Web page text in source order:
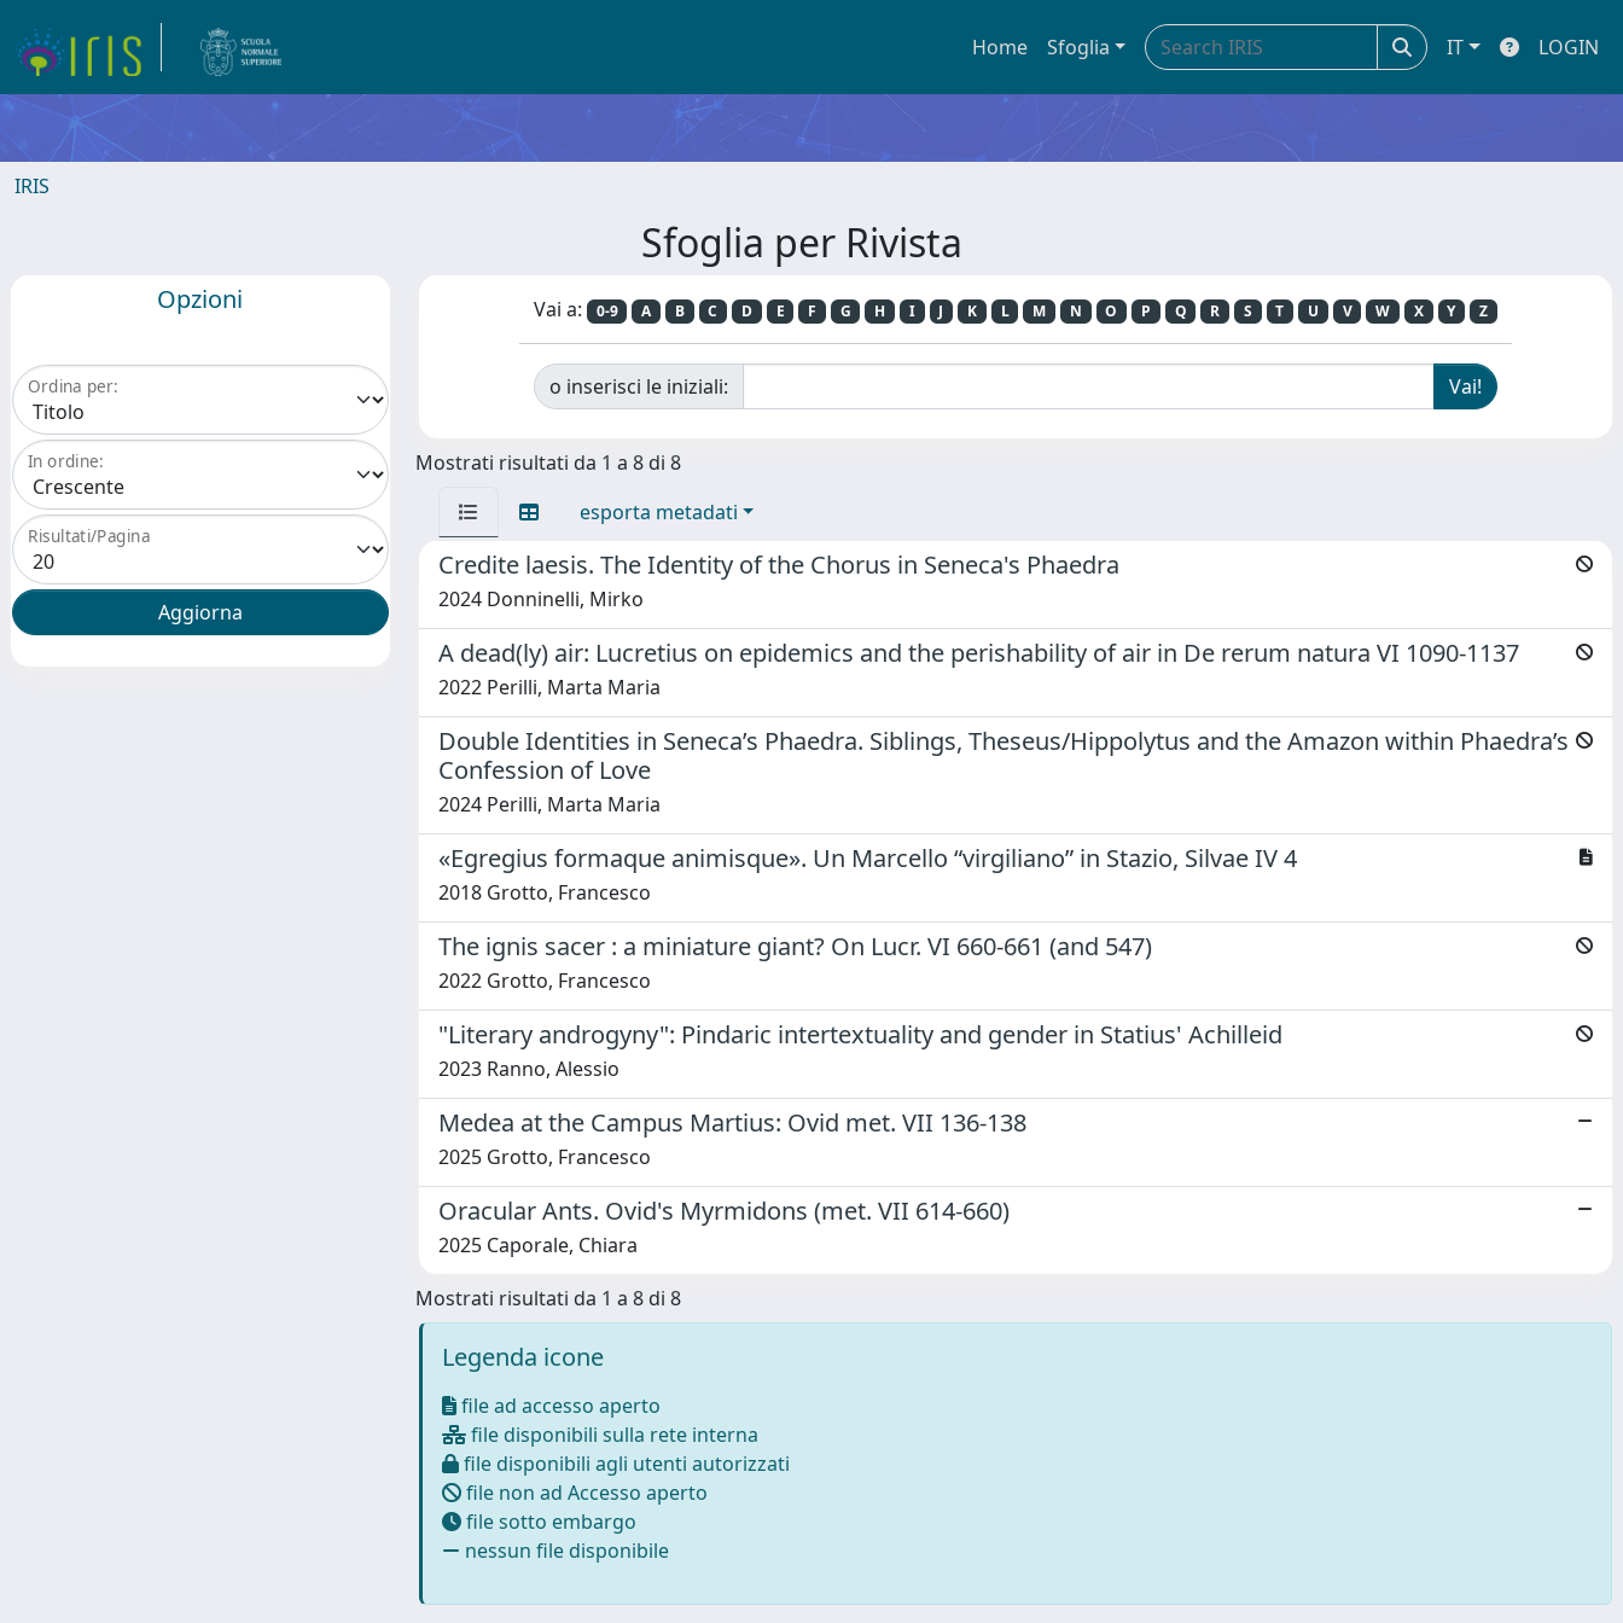
Home Sfoglia IT LOGIN
IRIS
Sfoglia per Rivista
Opzioni
Ordina per:
In ordine:
Risultati/Pagina
Vai a: 0-9 A B C D E F G H I J K L M N O P Q R S T U V W X Y Z
o inserisci le iniziali:
Mostrati risultati da 1 a 8 di 8
esporta metadati
Credite laesis. The Identity of the Chorus in Seneca's Phaedra
2024 Donninelli, Mirko
A dead(ly) air: Lucretius on epidemics and the perishability of air in De rerum natura VI 1090-1137
2022 Perilli, Marta Maria
Double Identities in Seneca’s Phaedra. Siblings, Theseus/Hippolytus and the Amazon within Phaedra’s
Confession of Love
2024 Perilli, Marta Maria
«Egregius formaque animisque». Un Marcello “virgiliano” in Stazio, Silvae IV 4
2018 Grotto, Francesco
The ignis sacer : a miniature giant? On Lucr. VI 660-661 (and 547)
2022 Grotto, Francesco
"Literary androgyny": Pindaric intertextuality and gender in Statius' Achilleid
2023 Ranno, Alessio
Medea at the Campus Martius: Ovid met. VII 136-138
2025 Grotto, Francesco
Oracular Ants. Ovid's Myrmidons (met. VII 614-660)
2025 Caporale, Chiara
Mostrati risultati da 1 a 8 di 8
Legenda icone
file ad accesso aperto
file disponibili sulla rete interna
file disponibili agli utenti autorizzati
file non ad Accesso aperto
file sotto embargo
nessun file disponibile